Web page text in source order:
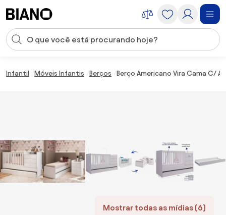
Entrada de pesquisa
Infantil Móveis Infantis Berços Berço Americano Vira Cama C/
Mostrar todas as mídias (6)